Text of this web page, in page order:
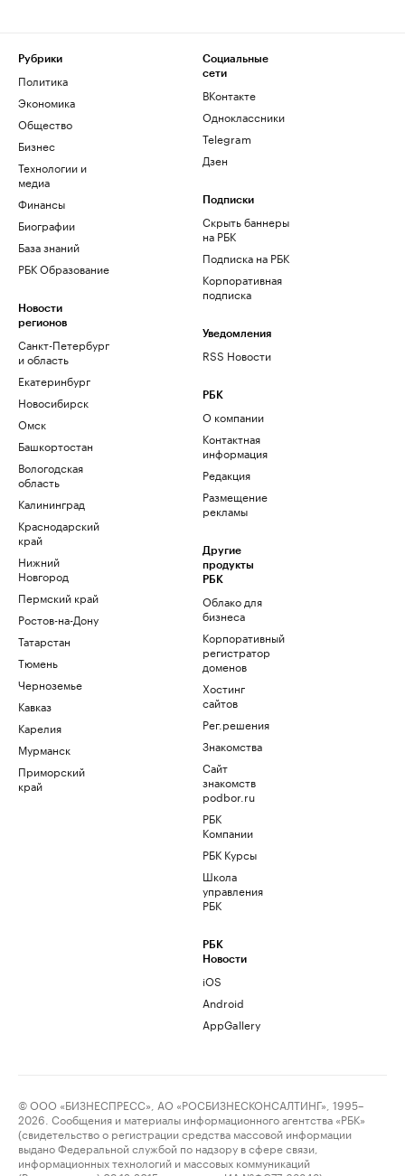
Рубрики
Политика
Экономика
Общество
Бизнес
Технологии и
медиа
Финансы
Биографии
База знаний
РБК Образование
Новости
регионов
Санкт-Петербург
и область
Екатеринбург
Новосибирск
Омск
Башкортостан
Вологодская
область
Калининград
Краснодарский
край
Нижний
Новгород
Пермский край
Ростов-на-Дону
Татарстан
Тюмень
Черноземье
Кавказ
Карелия
Мурманск
Приморский
край
Социальные
сети
ВКонтакте
Одноклассники
Telegram
Дзен
Подписки
Скрыть баннеры
на РБК
Подписка на РБК
Корпоративная
подписка
Уведомления
RSS Новости
РБК
О компании
Контактная
информация
Редакция
Размещение
рекламы
Другие
продукты
РБК
Облако для
бизнеса
Корпоративный
регистратор
доменов
Хостинг
сайтов
Рег.решения
Знакомства
Сайт
знакомств
podbor.ru
РБК
Компании
РБК Курсы
Школа
управления
РБК
РБК
Новости
iOS
Android
AppGallery
© ООО «БИЗНЕСПРЕСС», АО «РОСБИЗНЕСКОНСАЛТИНГ», 1995–
2026. Сообщения и материалы информационного агентства «РБК»
(свидетельство о регистрации средства массовой информации
выдано Федеральной службой по надзору в сфере связи,
информационных технологий и массовых коммуникаций